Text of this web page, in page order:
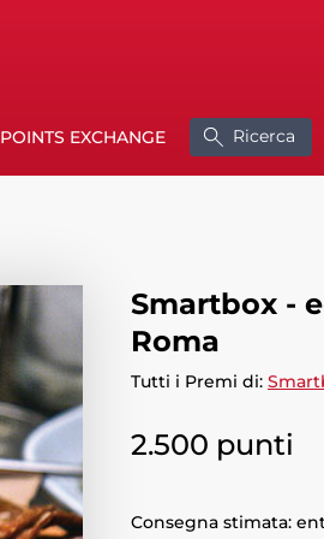
POINTS EXCHANGE Ricerca
Smartbox -
Roma
Tutti i Premi di:
2.500 punti
Consegna stimata: